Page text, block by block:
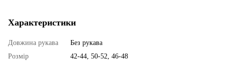
Характеристики
Довжина рукава
Без рукава
Розмір
42-44, 50-52, 46-48